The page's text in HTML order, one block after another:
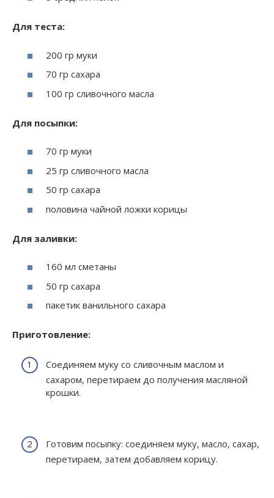
Для теста:
200 гр муки
70 гр сахара
100 гр сливочного масла
Для посыпки:
70 гр муки
25 гр сливочного масла
50 гр сахара
половина чайной ложки корицы
Для заливки:
160 мл сметаны
50 гр сахара
пакетик ванильного сахара
Приготовление:
Соединяем муку со сливочным маслом и
сахаром, перетираем до получения масляной
крошки.
Готовим посыпку: соединяем муку, масло, сахар,
перетираем, затем добавляем корицу.